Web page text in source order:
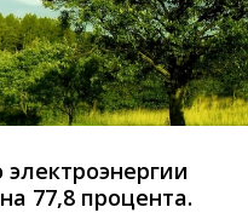
электроэнергии
77,8 процента.